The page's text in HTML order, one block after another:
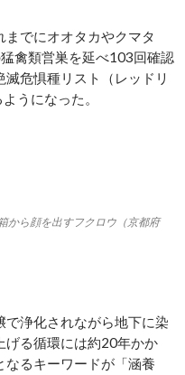
でにオオタカやクマタ
禽類営巣を延べ103回確認
危惧種リスト（レッドリ
うになった。
から顔を出すフクロウ（京都府
浄化されながら地下に染
げる循環には約20年かか
なるキーワードが「涵養